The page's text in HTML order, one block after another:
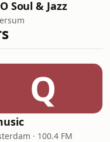
Soul & Jazz
Q
· 100.4 FM